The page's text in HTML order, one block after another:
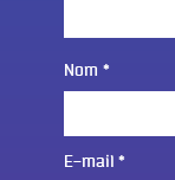
Nom *
E-mail *